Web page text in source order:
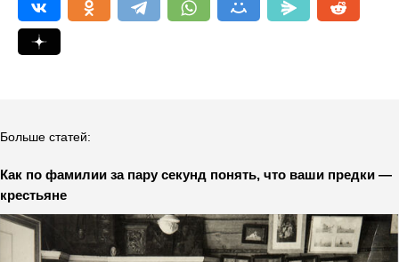
Больше статей:
Как по фамилии за пару секунд понять, что ваши предки —
крестьяне